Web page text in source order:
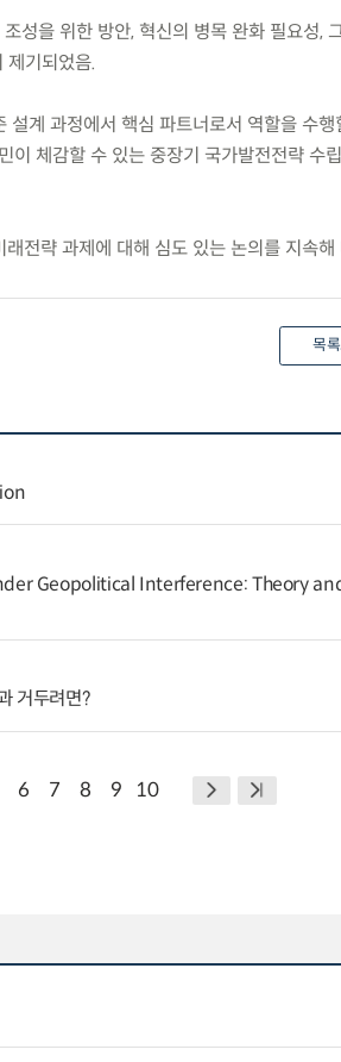
성을 위한 방안, 혁신의 병목 완화 필요성,
제기되었음.
계 과정에서 핵심 파트너로서 역할을 수행
체감할 수 있는 중장기 국가발전전략 수
전략 과제에 대해 심도 있는 논의를 지속해
목록
Geopolitical Interference: Theory
거두려면?
6 7 8 9 10